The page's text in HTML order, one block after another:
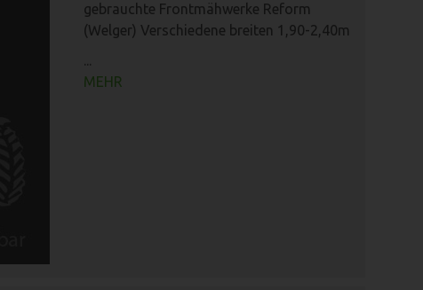
gebrauchte Frontmähwerke Reform
(Welger) Verschiedene breiten 1,90-2,40m
...
MEHR